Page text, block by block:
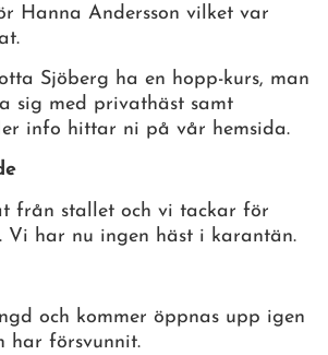
Hanna Andersson vilket var
Sjöberg ha en hopp-kurs, man
sig med privathäst samt
info hittar ni på vår hemsida.
från stallet och vi tackar för
Vi har nu ingen häst i karantän.
och kommer öppnas upp igen
har försvunnit.